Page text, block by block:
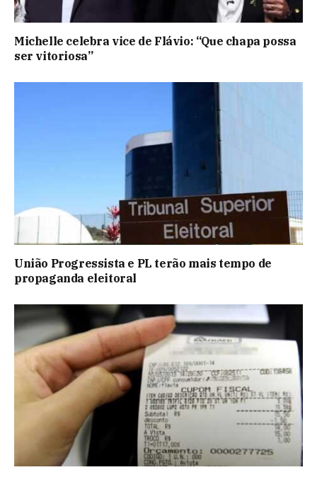
Michelle celebra vice de Flávio: “Que chapa possa
ser vitoriosa”
União Progressista e PL terão mais tempo de
propaganda eleitoral